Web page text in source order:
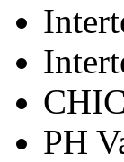
CHIC
PH